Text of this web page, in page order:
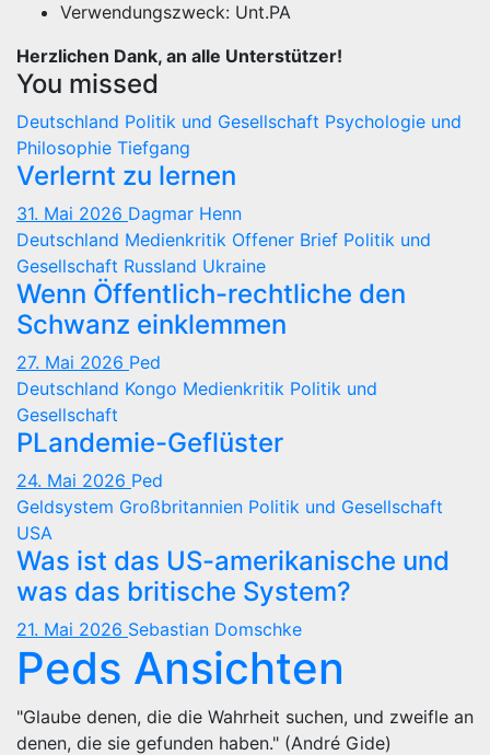
Verwendungszweck: Unt.PA
Herzlichen Dank, an alle Unterstützer!
You missed
Deutschland Politik und Gesellschaft Psychologie und
Philosophie Tiefgang
Verlernt zu lernen
31. Mai 2026 Dagmar Henn
Deutschland Medienkritik Offener Brief Politik und
Gesellschaft Russland Ukraine
Wenn Öffentlich-rechtliche den
Schwanz einklemmen
27. Mai 2026 Ped
Deutschland Kongo Medienkritik Politik und
Gesellschaft
PLandemie-Geflüster
24. Mai 2026 Ped
Geldsystem Großbritannien Politik und Gesellschaft
USA
Was ist das US-amerikanische und
was das britische System?
21. Mai 2026 Sebastian Domschke
Peds Ansichten
"Glaube denen, die die Wahrheit suchen, und zweifle an
denen, die sie gefunden haben." (André Gide)